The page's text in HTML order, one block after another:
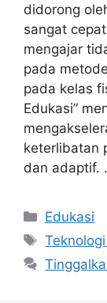
didorong
sangat
mengajar
pada
pada kelas
Edukasi”
keterlibatan
dan adaptif.
Kategori
Edukasi
Tag